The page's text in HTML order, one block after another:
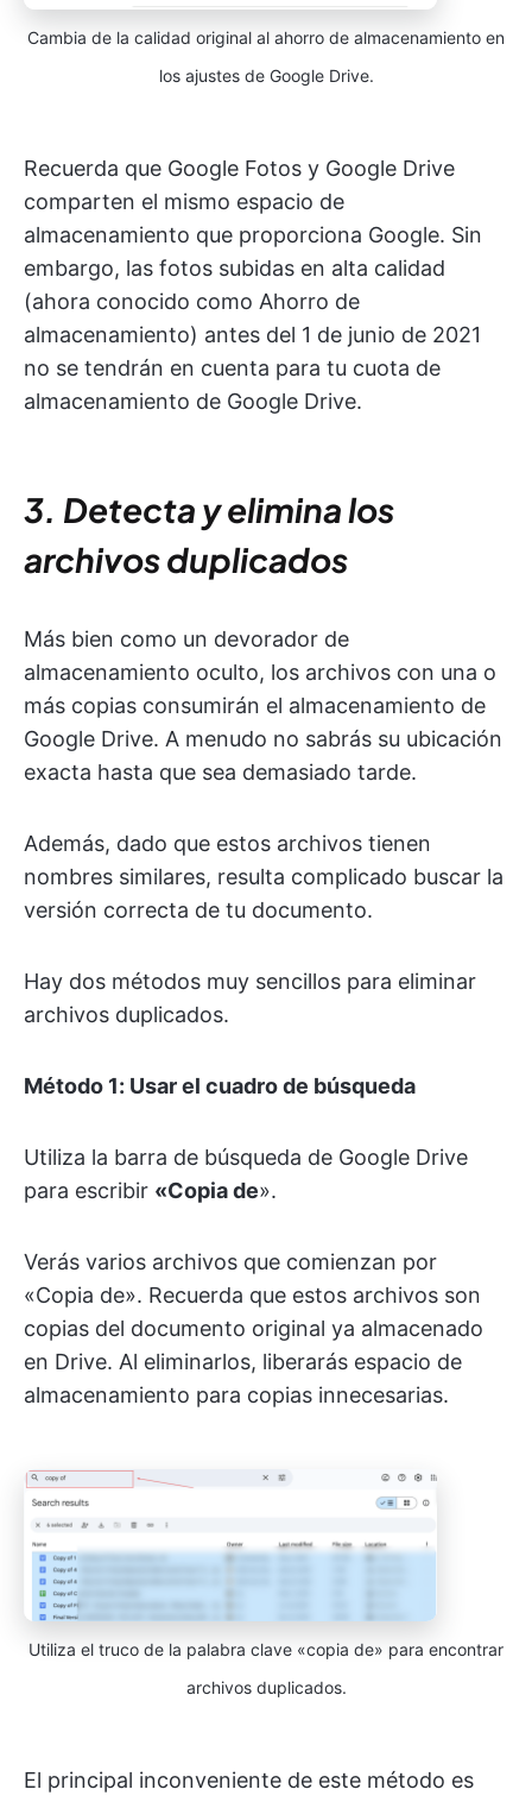
Cambia de la calidad original al ahorro de almacenamiento en
los ajustes de Google Drive.
Recuerda que Google Fotos y Google Drive
comparten el mismo espacio de
almacenamiento que proporciona Google. Sin
embargo, las fotos subidas en alta calidad
(ahora conocido como Ahorro de
almacenamiento) antes del 1 de junio de 2021
no se tendrán en cuenta para tu cuota de
almacenamiento de Google Drive.
3. Detecta y elimina los
archivos duplicados
Más bien como un devorador de
almacenamiento oculto, los archivos con una o
más copias consumirán el almacenamiento de
Google Drive. A menudo no sabrás su ubicación
exacta hasta que sea demasiado tarde.
Además, dado que estos archivos tienen
nombres similares, resulta complicado buscar la
versión correcta de tu documento.
Hay dos métodos muy sencillos para eliminar
archivos duplicados.
Método 1: Usar el cuadro de búsqueda
Utiliza la barra de búsqueda de Google Drive
para escribir «Copia de».
Verás varios archivos que comienzan por
«Copia de». Recuerda que estos archivos son
copias del documento original ya almacenado
en Drive. Al eliminarlos, liberarás espacio de
almacenamiento para copias innecesarias.
Utiliza el truco de la palabra clave «copia de» para encontrar
archivos duplicados.
El principal inconveniente de este método es